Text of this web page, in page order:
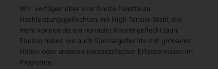
Wir verfügen über eine breite Palette an
Hochleistungsgeflechten mit High Tensile Stahl, die
mehr können als ein normaler Knotengeflechtzaun.
Ebenso haben wir auch Spezialgeflechte mit grösseren
Höhen oder anderen tierspezifischen Erfordernissen im
Programm.